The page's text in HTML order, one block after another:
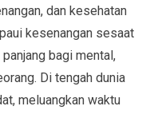
dan kesehatan
kesenangan sesaat
bagi mental,
Di tengah dunia
meluangkan waktu